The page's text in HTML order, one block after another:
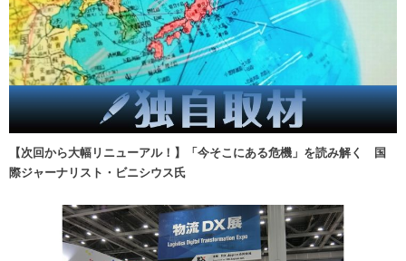
【次回から大幅リニューアル！】「今そこにある危機」を読み解く 国
際ジャーナリスト・ビニシウス氏